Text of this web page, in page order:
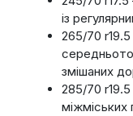
із
265/70
змішаних
285/70
міжміських